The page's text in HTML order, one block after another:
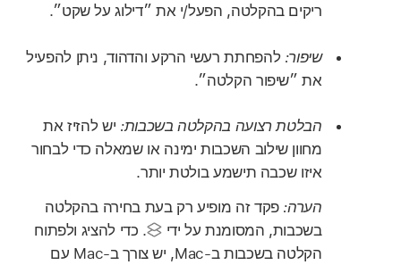
ריקים בהקלטה, הפעל/י את ״דילוג על שקט״.
שיפור: להפחתת רעשי הרקע והדהוד, ניתן להפעיל
את ״שיפור הקלטה״.
הבלטת רצועה בהקלטה בשכבות: יש להזיז את
מחוון שילוב השכבות ימינה או שמאלה כדי לבחור
איזו שכבה תישמע בולטת יותר.
הערה:פקד זה מופיע רק בעת בחירה בהקלטה
בשכבות, המסומנת על ידי
. כדי להציג ולפתוח
הקלטה בשכבות ב-Mac, יש צורך ב-Mac עם